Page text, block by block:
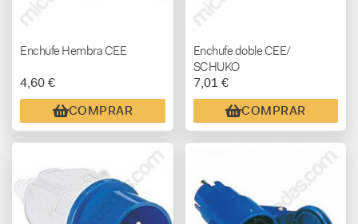
Enchufe Hembra CEE
4,60 €
COMPRAR
Enchufe doble CEE/
SCHUKO
7,01 €
COMPRAR